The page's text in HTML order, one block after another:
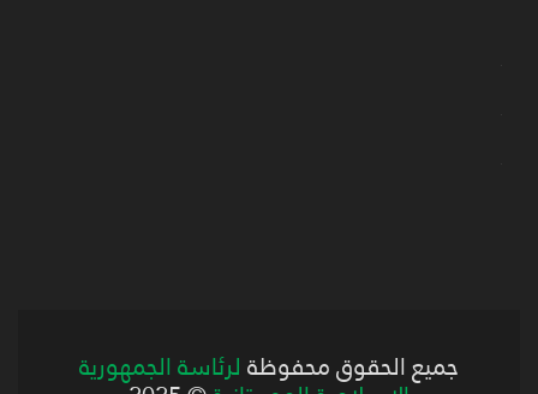
جميع الحقوق محفوظةلرئاسة الجمهورية